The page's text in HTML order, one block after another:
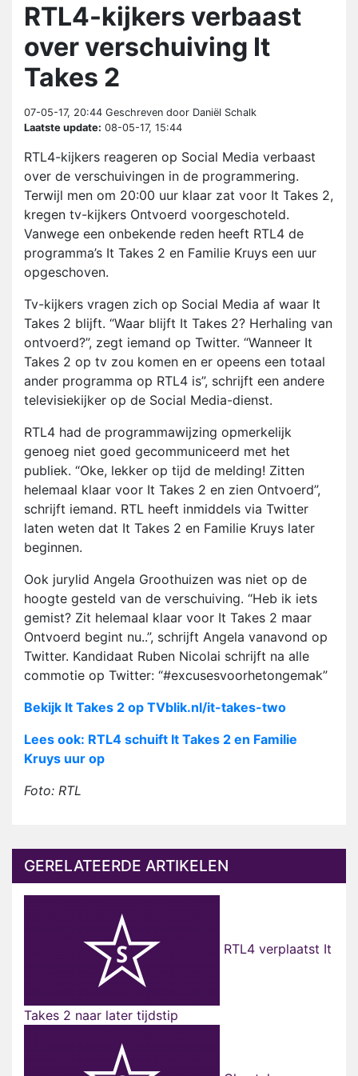
RTL4-kijkers verbaast
over verschuiving It
Takes 2
07-05-17, 20:44 Geschreven door Daniël Schalk
Laatste update: 08-05-17, 15:44
RTL4-kijkers reageren op Social Media verbaast
over de verschuivingen in de programmering.
Terwijl men om 20:00 uur klaar zat voor It Takes 2,
kregen tv-kijkers Ontvoerd voorgeschoteld.
Vanwege een onbekende reden heeft RTL4 de
programma’s It Takes 2 en Familie Kruys een uur
opgeschoven.
Tv-kijkers vragen zich op Social Media af waar It
Takes 2 blijft. “Waar blijft It Takes 2? Herhaling van
ontvoerd?”, zegt iemand op Twitter. “Wanneer It
Takes 2 op tv zou komen en er opeens een totaal
ander programma op RTL4 is”, schrijft een andere
televisiekijker op de Social Media-dienst.
RTL4 had de programmawijzing opmerkelijk
genoeg niet goed gecommuniceerd met het
publiek. “Oke, lekker op tijd de melding! Zitten
helemaal klaar voor It Takes 2 en zien Ontvoerd”,
schrijft iemand. RTL heeft inmiddels via Twitter
laten weten dat It Takes 2 en Familie Kruys later
beginnen.
Ook jurylid Angela Groothuizen was niet op de
hoogte gesteld van de verschuiving. “Heb ik iets
gemist? Zit helemaal klaar voor It Takes 2 maar
Ontvoerd begint nu..”, schrijft Angela vanavond op
Twitter. Kandidaat Ruben Nicolai schrijft na alle
commotie op Twitter: “#excusesvoorhetongemak”
Bekijk It Takes 2 op TVblik.nl/it-takes-two
Lees ook: RTL4 schuift It Takes 2 en Familie
Kruys uur op
Foto: RTL
GERELATEERDE ARTIKELEN
RTL4 verplaatst It
Takes 2 naar later tijdstip